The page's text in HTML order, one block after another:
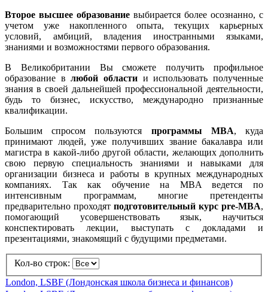
Второе высшее образование выбирается более осознанно, с
учетом уже накопленного опыта, текущих карьерных
условий, амбиций, владения иностранными языками,
знаниями и возможностями первого образования.
В Великобритании Вы сможете получить профильное
образование влюбой области и использовать полученные
знания в своей дальнейшей профессиональной деятельности,
будь то бизнес, искусство, международно признанные
квалификации.
Большим спросом пользуются программы MBA, куда
принимают людей, уже получивших звание бакалавра или
магистра в какой-либо другой области, желающих дополнить
свою первую специальность знаниями и навыками для
организации бизнеса и работы в крупных международных
компаниях. Так как обучение на MBA ведется по
интенсивным программам, многие претенденты
предварительно проходят подготовительный курс pre-MBA,
помогающий усовершенствовать язык, научиться
конспектировать лекции, выступать с докладами и
презентациями, знакомящий с будущими предметами.
Кол-во строк:
London, LSBF (Лондонская школа бизнеса и финансов)